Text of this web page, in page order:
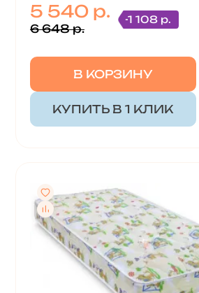
5 540 р.
6 648 р.
-1 108 р.
В КОРЗИНУ
КУПИТЬ В 1 КЛИК